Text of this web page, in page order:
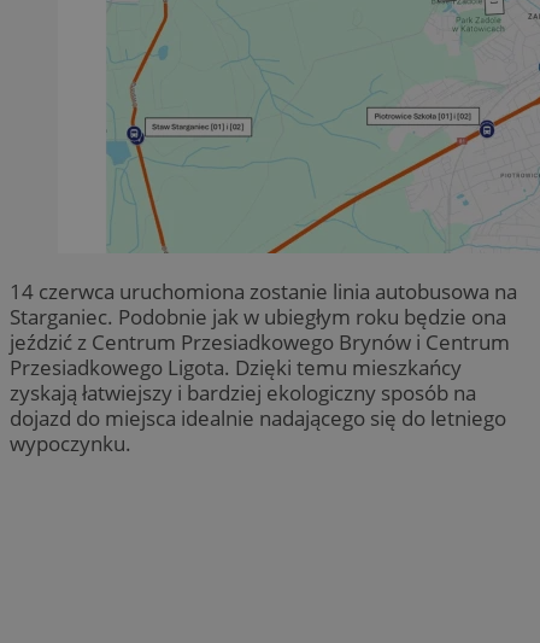
14 czerwca uruchomiona zostanie linia autobusowa na
Starganiec. Podobnie jak w ubiegłym roku będzie ona
jeździć z Centrum Przesiadkowego Brynów i Centrum
Przesiadkowego Ligota. Dzięki temu mieszkańcy
zyskają łatwiejszy i bardziej ekologiczny sposób na
dojazd do miejsca idealnie nadającego się do letniego
wypoczynku.